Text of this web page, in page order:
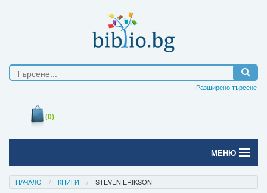
Разширено търсене
(0)
МЕНЮ
Начало
НАЧАЛО КНИГИ STEVEN ERIKSON